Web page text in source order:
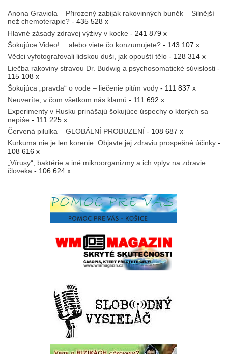
Anona Graviola – Přirozený zabiják rakovinných buněk – Silnější
než chemoterapie? - 435 528 x
Hlavné zásady zdravej výživy v kocke - 241 879 x
Šokujúce Video! …alebo viete čo konzumujete? - 143 107 x
Vědci vyfotografovali lidskou duši, jak opouští tělo - 128 314 x
Liečba rakoviny stravou Dr. Budwig a psychosomatické súvislosti -
115 108 x
Šokujúca „pravda“ o vode – liečenie pitím vody - 111 837 x
Neuveríte, v čom všetkom nás klamú - 111 692 x
Experimenty v Rusku prinášajú šokujúce úspechy o ktorých sa
nepíše - 111 225 x
Červená pilulka – GLOBÁLNÍ PROBUZENÍ - 108 687 x
Kurkuma nie je len korenie. Objavte jej zdraviu prospešné účinky -
108 616 x
„Vírusy“, baktérie a iné mikroorganizmy a ich vplyv na zdravie
človeka - 106 624 x